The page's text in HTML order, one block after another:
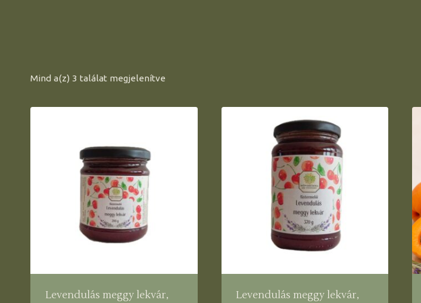
Mind a(z) 3 találat megjelenítve
Levendulás meggy lekvár, Levendulás meggy lekvár,